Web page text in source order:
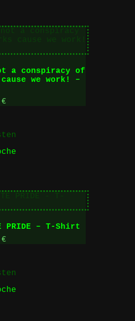
a conspiracy of
we work! –
€
PRIDE – T-Shirt
€